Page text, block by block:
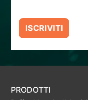
ISCRIVITI
PRODOTTI